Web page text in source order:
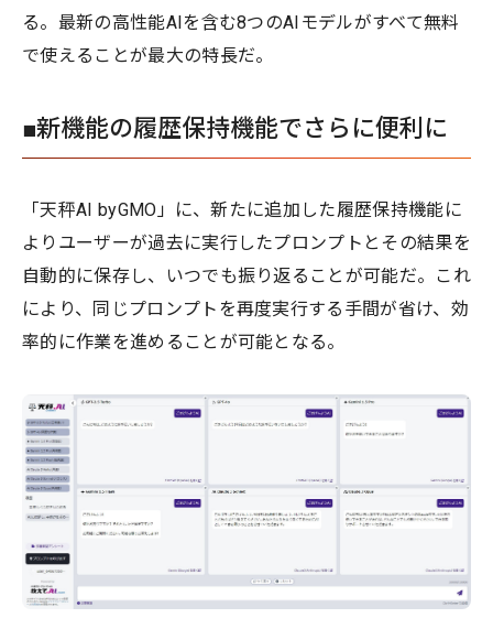
る。最新の高性能AIを含む8つのAIモデルがすべて無料
で使えることが最大の特長だ。
■新機能の履歴保持機能でさらに便利に
「天秤AI byGMO」に、新たに追加した履歴保持機能に
よりユーザーが過去に実行したプロンプトとその結果を
自動的に保存し、いつでも振り返ることが可能だ。これ
により、同じプロンプトを再度実行する手間が省け、効
率的に作業を進めることが可能となる。